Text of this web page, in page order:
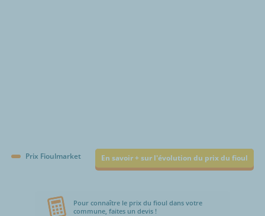
Prix Fioulmarket En savoir + sur l'évolution du prix du fioul
Pour connaître le prix du fioul dans votre
commune, faites un devis !